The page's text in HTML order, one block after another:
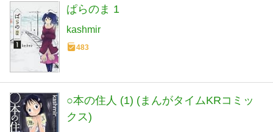
ぱらのま 1
kashmir
483
○本の住人 (1) (まんがタイムKRコミッ
クス)